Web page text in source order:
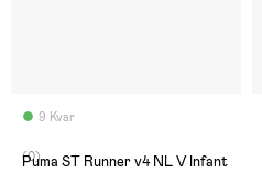
9 Kvar
(0)
Puma ST Runner v4 NL V Infant